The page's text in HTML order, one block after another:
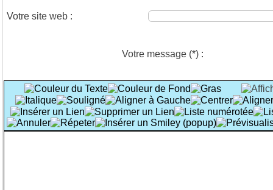
Votre site web :
Votre message (*) :